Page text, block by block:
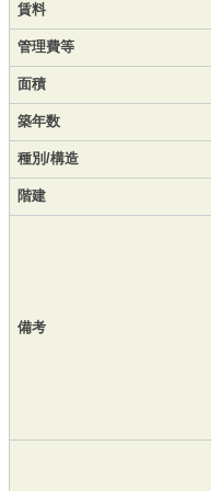
賃料
管理費等
面積
築年数
種別/構造
階建
備考